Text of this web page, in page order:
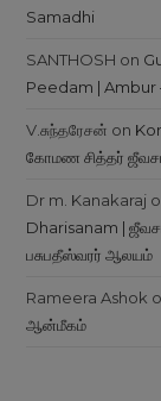
Samadhi
SANTHOSH on
Peedam |
V.சுந்தரேசன் on
கோமண சித்தர்
Dr m. Kanakaraj
Dharisanam |
பசுபதீஸ்வரர் ஆலயம்
Rameera Ashok
ஆன்மீகம்